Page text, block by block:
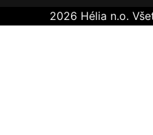
2026 Hélia n.o.